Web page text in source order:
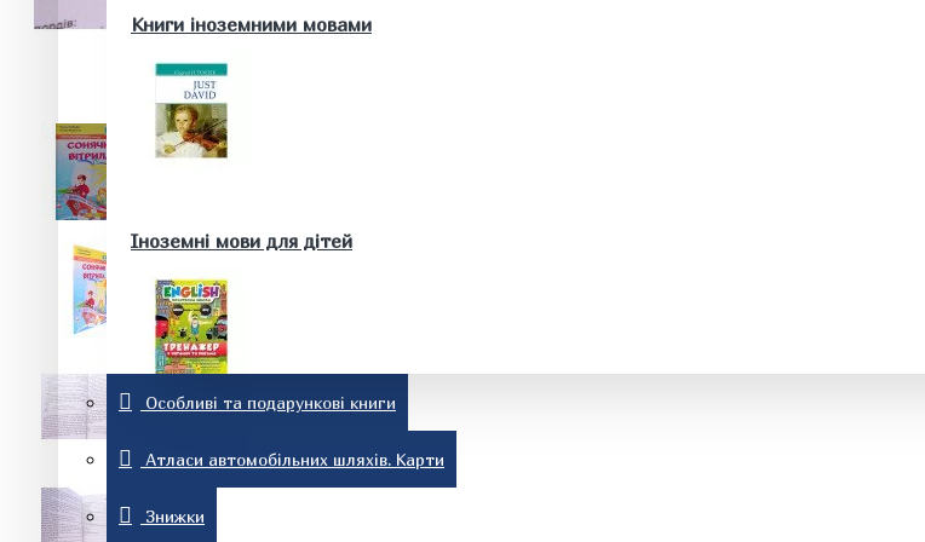
Батькам та майбутнім батькам
Історія
Здоров'я та краса
Домашні тварини. Акваріум
Книги іноземними мовами
Іноземні мови для дітей
Словники та розмовники
Особливі та подарункові книги
Атласи автомобільних шляхів. Карти
Знижки